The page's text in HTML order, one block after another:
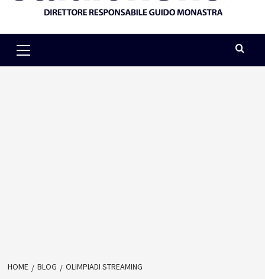
Menu
HOME BLOG OLIMPIADI STREAMING